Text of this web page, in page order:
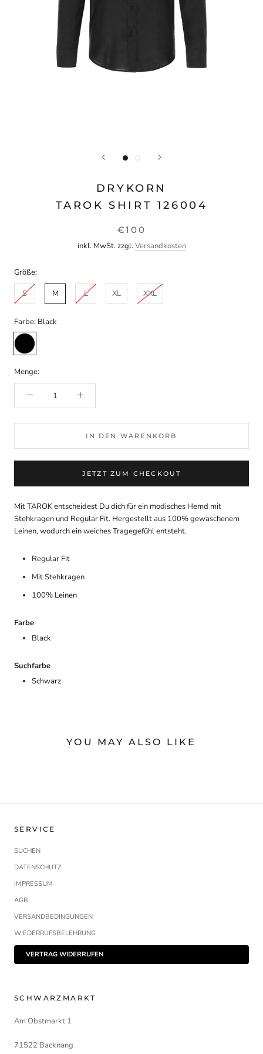
DRYKORN
TAROK SHIRT 126004
€100
inkl. MwSt. zzgl.Versandkosten
Größe:
S
M L XL XXL
Farbe: Black
Black
Menge:
IN DEN WARENKORB
JETZT ZUM CHECKOUT
Mit TAROK entscheidest Du dich für ein modisches Hemd mit
Stehkragen und Regular Fit. Hergestellt aus 100% gewaschenem
Leinen, wodurch ein weiches Tragegefühl entsteht.
Regular Fit
Mit Stehkragen
100% Leinen
Farbe
Black
Suchfarbe
Schwarz
YOU MAY ALSO LIKE
SERVICE
SUCHEN
DATENSCHUTZ
IMPRESSUM
AGB
VERSANDBEDINGUNGEN
WIEDERRUFSBELEHRUNG
VERTRAG WIDERRUFEN
SCHWARZMARKT
Am Obstmarkt 1
71522 Backnang